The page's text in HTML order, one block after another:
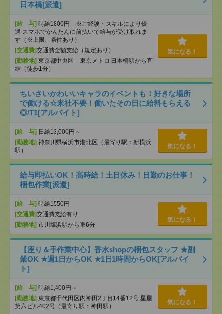
日本橋[派遣]
[給 与] 時給1800円 ※ご経験・スキルにより優
遇 スマホでかんたんに前払いで給与が受け取れま
す（※上限、条件あり）
[交通費]交通費全額支給（規定あり）
[勤務地] 東京都中央区 東京メトロ 日本橋駅から直
結（徒歩1分）
気になる！
ちいさいかわいいキャラのイベントも！好きな場所
で働ける☆来社不要！働いたその日に給料もらえる
◎/T1[アルバイト]
[給 与] 日給13,000円～
[勤務地] 神奈川県横浜市港北区（最寄り駅：新横浜
駅）
気になる！
給与即払いOK！高時給！土日休み！日勤のお仕事！
梱包作業[派遣]
[給 与] 時給1550円
[交通費]交通費支給有り
[勤務地] 市川塩浜駅から車6分
気になる！
【座り＆手作業中心】香水shopの梱包スタッフ ★副
業OK ★週1日からOK ★1日1時間からOK[アルバイ
ト]
[給 与] 時給1,400円～
[勤務地] 東京都千代田区内神田2丁目14番12号 星屋
第六ビル402号（最寄り駅：神田駅）
気になる！